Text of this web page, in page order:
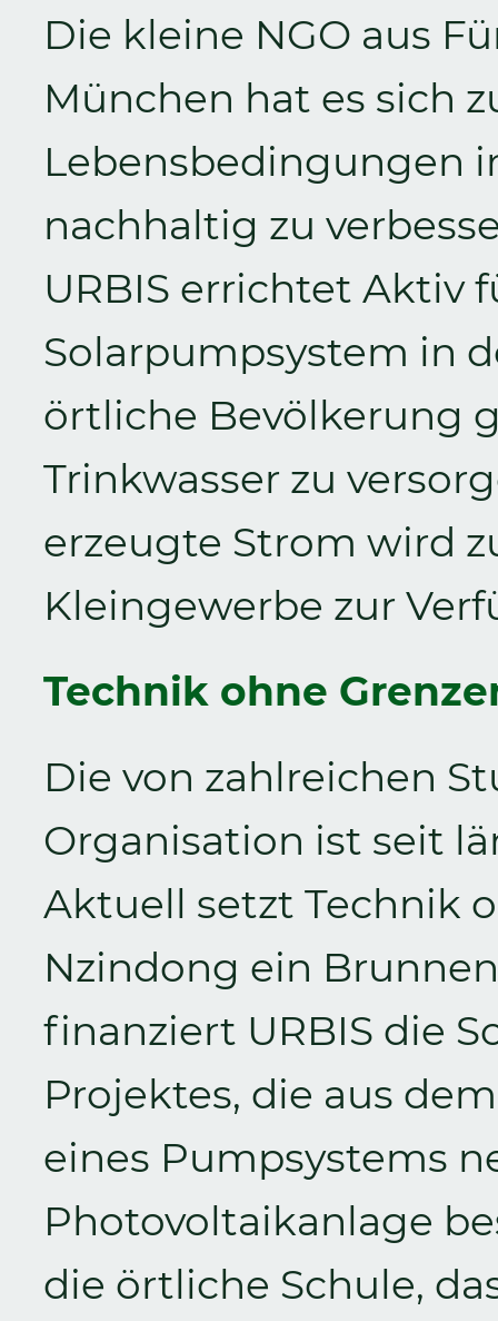
Die kleine NGO aus
München hat es sich
Lebensbedingungen
nachhaltig zu
URBIS errichtet Aktiv
Solarpumpsystem in
örtliche Bevölkerung
Trinkwasser zu
erzeugte Strom wird
Kleingewerbe zur
Technik ohne
Die von zahlreichen
Organisation ist seit
Aktuell setzt Technik
Nzindong ein
finanziert URBIS die
Projektes, die aus
eines Pumpsystems
Photovoltaikanlage
die örtliche Schule,